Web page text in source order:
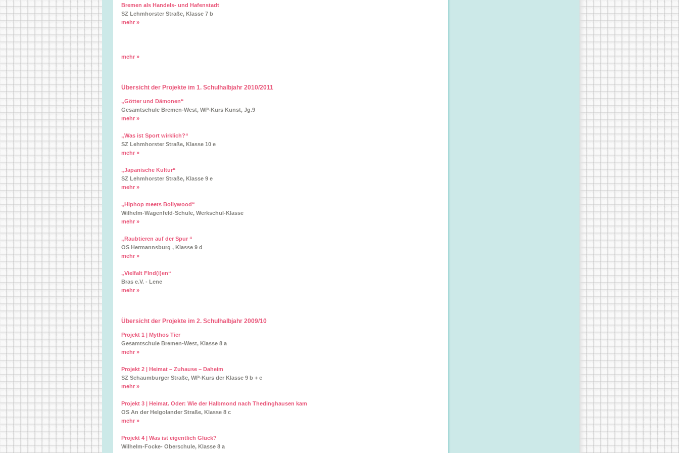
Bremen als Handels- und Hafenstadt
SZ Lehmhorster Straße, Klasse 7 b
mehr »
mehr »
Übersicht der Projekte im 1. Schulhalbjahr 2010/2011
„Götter und Dämonen“
Gesamtschule Bremen-West, WP-Kurs Kunst, Jg.9
mehr »
„Was ist Sport wirklich?“
SZ Lehmhorster Straße, Klasse 10 e
mehr »
„Japanische Kultur“
SZ Lehmhorster Straße, Klasse 9 e
mehr »
„Hiphop meets Bollywood“
Wilhelm-Wagenfeld-Schule, Werkschul-Klasse
mehr »
„Raubtieren auf der Spur “
OS Hermannsburg , Klasse 9 d
mehr »
„Vielfalt FInd(i)en“
Bras e.V. - Lene
mehr »
Übersicht der Projekte im 2. Schulhalbjahr 2009/10
Projekt 1 | Mythos Tier
Gesamtschule Bremen-West, Klasse 8 a
mehr »
Projekt 2 | Heimat – Zuhause – Daheim
SZ Schaumburger Straße, WP-Kurs der Klasse 9 b + c
mehr »
Projekt 3 | Heimat. Oder: Wie der Halbmond nach Thedinghausen kam
OS An der Helgolander Straße, Klasse 8 c
mehr »
Projekt 4 | Was ist eigentlich Glück?
Wilhelm-Focke- Oberschule, Klasse 8 a